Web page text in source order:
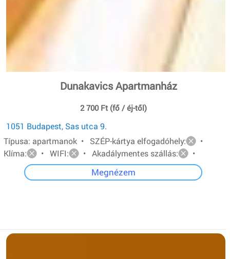
Dunakavics Apartmanház
2 700 Ft (fő / éj-től)
1051 Budapest, Sas utca 9.
Típusa: apartmanok • SZÉP-kártya elfogadóhely:
•
Klíma:
• WIFI: • Akadálymentes szállás: •
Megnézem